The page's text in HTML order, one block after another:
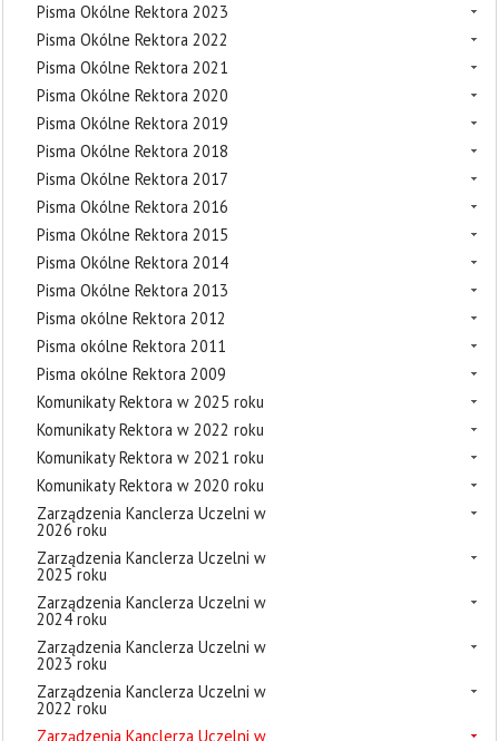
Pisma Okólne Rektora 2023
Pisma Okólne Rektora 2022
Pisma Okólne Rektora 2021
Pisma Okólne Rektora 2020
Pisma Okólne Rektora 2019
Pisma Okólne Rektora 2018
Pisma Okólne Rektora 2017
Pisma Okólne Rektora 2016
Pisma Okólne Rektora 2015
Pisma Okólne Rektora 2014
Pisma Okólne Rektora 2013
Pisma okólne Rektora 2012
Pisma okólne Rektora 2011
Pisma okólne Rektora 2009
Komunikaty Rektora w 2025 roku
Komunikaty Rektora w 2022 roku
Komunikaty Rektora w 2021 roku
Komunikaty Rektora w 2020 roku
Zarządzenia Kanclerza Uczelni w
2026 roku
Zarządzenia Kanclerza Uczelni w
2025 roku
Zarządzenia Kanclerza Uczelni w
2024 roku
Zarządzenia Kanclerza Uczelni w
2023 roku
Zarządzenia Kanclerza Uczelni w
2022 roku
Zarządzenia Kanclerza Uczelni w